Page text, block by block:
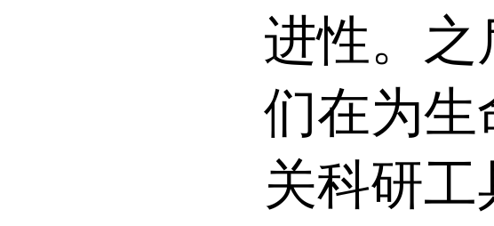
进性。之
们在为生
关科研